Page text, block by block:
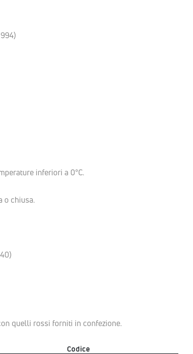
inferiori a 0°C.
o chiusa.
quelli rossi forniti in confezione.
Codice